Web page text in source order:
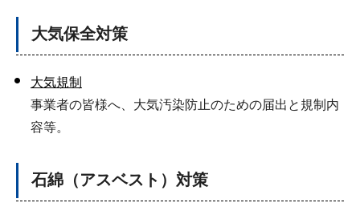
大気保全対策
大気規制
事業者の皆様へ、大気汚染防止のための届出と規制内
容等。
石綿（アスベスト）対策